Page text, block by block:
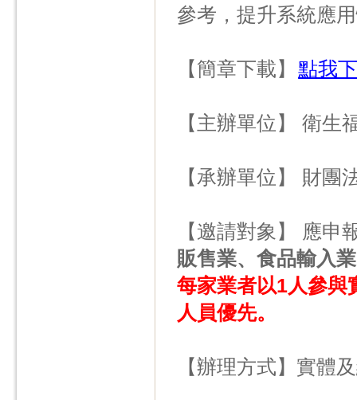
參考，提升系統應
【簡章下載】 點我
【主辦單位】 衛
【承辦單位】 財
【邀請對象】 應申
販售業、食品輸入
每家業者以1人參與
人員優先。
【辦理方式】實體